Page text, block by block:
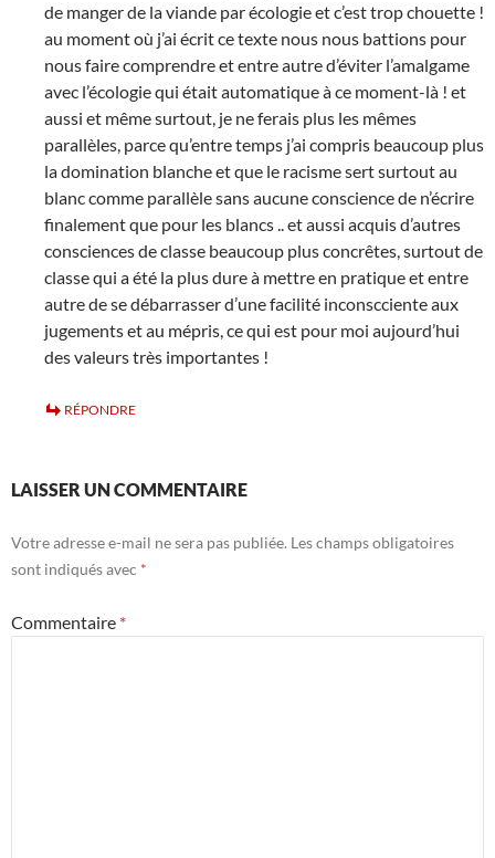
de manger de la viande par écologie et c’est trop chouette !
au moment où j’ai écrit ce texte nous nous battions pour
nous faire comprendre et entre autre d’éviter l’amalgame
avec l’écologie qui était automatique à ce moment-là ! et
aussi et même surtout, je ne ferais plus les mêmes
parallèles, parce qu’entre temps j’ai compris beaucoup plus
la domination blanche et que le racisme sert surtout au
blanc comme parallèle sans aucune conscience de n’écrire
finalement que pour les blancs .. et aussi acquis d’autres
consciences de classe beaucoup plus concrêtes, surtout de
classe qui a été la plus dure à mettre en pratique et entre
autre de se débarrasser d’une facilité inconscciente aux
jugements et au mépris, ce qui est pour moi aujourd’hui
des valeurs très importantes !
RÉPONDRE
LAISSER UN COMMENTAIRE
Votre adresse e-mail ne sera pas publiée. Les champs obligatoires
sont indiqués avec *
Commentaire *